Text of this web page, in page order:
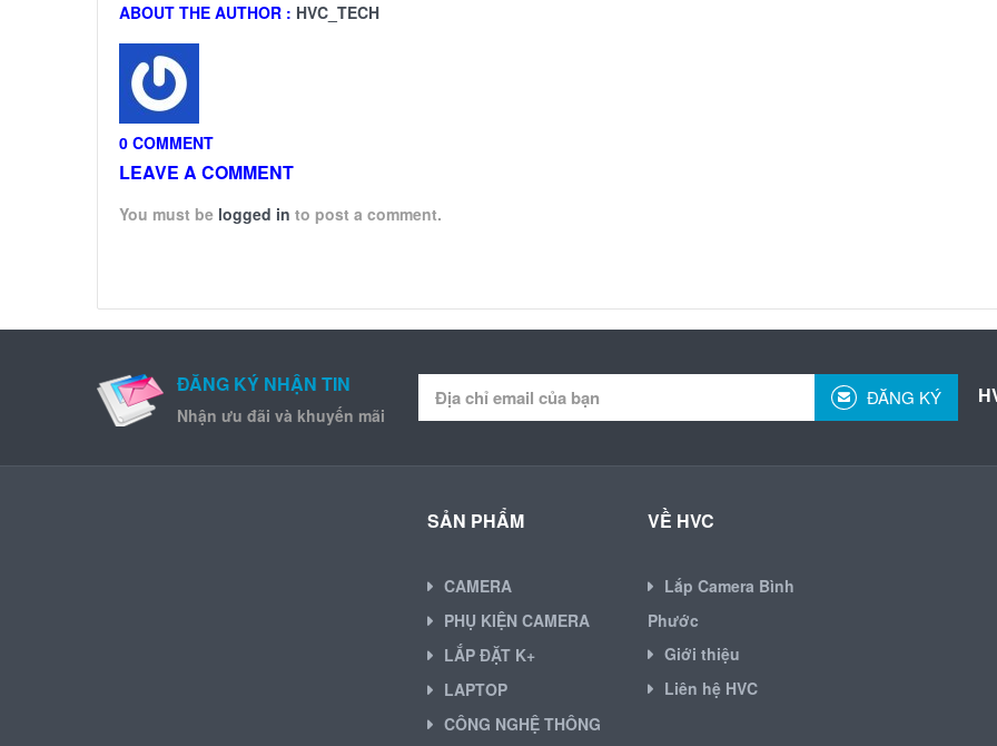
ABOUT THE AUTHOR : HVC_TECH
0 COMMENT
LEAVE A COMMENT
You must be logged in to post a comment.
ĐĂNG KÝ NHẬN TIN
Nhận ưu đãi và khuyến mãi
ĐĂNG KÝ
SẢN PHẨM
CAMERA
PHỤ KIỆN CAMERA
LẮP ĐẶT K+
LAPTOP
CÔNG NGHỆ THÔNG
VỀ HVC
Lắp Camera Bình
Phước
Giới thiệu
Liên hệ HVC